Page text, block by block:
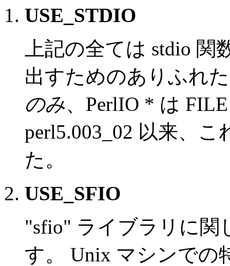
USE_STDIO
上記の全ては stdio 関
出すためのありふれ
のみ、PerlIO * は
perl5.003_02 以来、
た。
USE_SFIO
"sfio" ライブラリに関
す。 Unix マシンでの